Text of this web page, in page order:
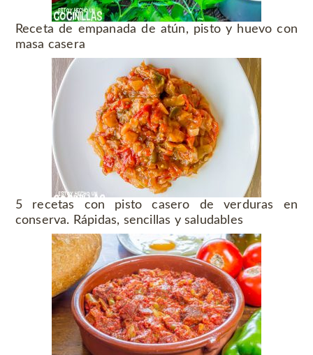
Receta de empanada de atún, pisto y huevo con
masa casera
5 recetas con pisto casero de verduras en
conserva. Rápidas, sencillas y saludables